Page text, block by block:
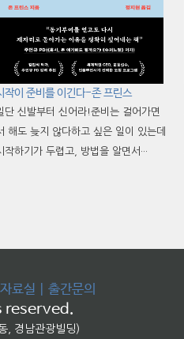
작이 준비를 이긴다-존 프린스
단 신발부터 신어라!준비는 걸어가면
해도 늦지 않다하고 싶은 일이 있는데
작하기가 두렵고, 방법을 알면서···
자료실 출간문의
reserved.
, 경남관광빌딩)